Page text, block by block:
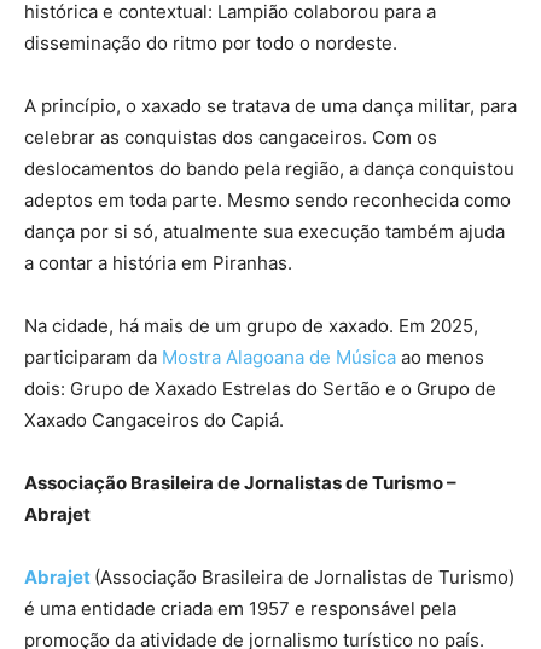
histórica e contextual: Lampião colaborou para a
disseminação do ritmo por todo o nordeste.
A princípio, o xaxado se tratava de uma dança militar, para
celebrar as conquistas dos cangaceiros. Com os
deslocamentos do bando pela região, a dança conquistou
adeptos em toda parte. Mesmo sendo reconhecida como
dança por si só, atualmente sua execução também ajuda
a contar a história em Piranhas.
Na cidade, há mais de um grupo de xaxado. Em 2025,
participaram da Mostra Alagoana de Música ao menos
dois: Grupo de Xaxado Estrelas do Sertão e o Grupo de
Xaxado Cangaceiros do Capiá.
Associação Brasileira de Jornalistas de Turismo –
Abrajet
Abrajet (Associação Brasileira de Jornalistas de Turismo)
é uma entidade criada em 1957 e responsável pela
promoção da atividade de jornalismo turístico no país.